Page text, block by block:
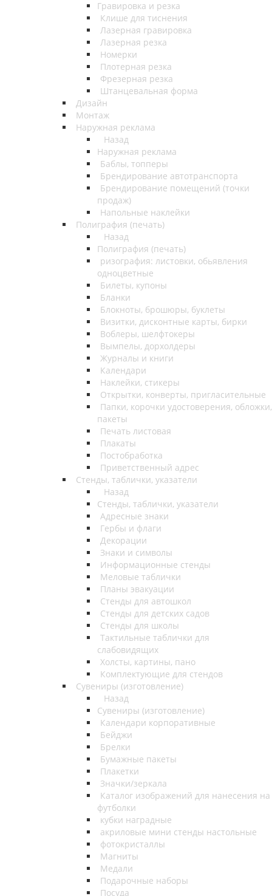
Гравировка и резка
Клише для тиснения
Лазерная гравировка
Лазерная резка
Номерки
Плотерная резка
Фрезерная резка
Штанцевальная форма
Дизайн
Монтаж
Наружная реклама
Назад
Наружная реклама
Баблы, топперы
Брендирование автотранспорта
Брендирование помещений (точки
продаж)
Напольные наклейки
Полиграфия (печать)
Назад
Полиграфия (печать)
ризография: листовки, обьявления
одноцветные
Билеты, купоны
Бланки
Блокноты, брошюры, буклеты
Визитки, дисконтные карты, бирки
Воблеры, шелфтокеры
Вымпелы, дорхолдеры
Журналы и книги
Календари
Наклейки, стикеры
Открытки, конверты, пригласительные
Папки, корочки удостоверения, обложки,
пакеты
Печать листовая
Плакаты
Постобработка
Приветственный адрес
Стенды, таблички, указатели
Назад
Стенды, таблички, указатели
Адресные знаки
Гербы и флаги
Декорации
Знаки и символы
Информационные стенды
Меловые таблички
Планы эвакуации
Стенды для автошкол
Стенды для детских садов
Стенды для школы
Тактильные таблички для
слабовидящих
Холсты, картины, пано
Комплектующие для стендов
Сувениры (изготовление)
Назад
Сувениры (изготовление)
Календари корпоративные
Бейджи
Брелки
Бумажные пакеты
Плакетки
Значки/зеркала
Каталог изображений для нанесения на
футболки
кубки наградные
акриловые мини стенды настольные
фотокристаллы
Магниты
Медали
Подарочные наборы
Посуда